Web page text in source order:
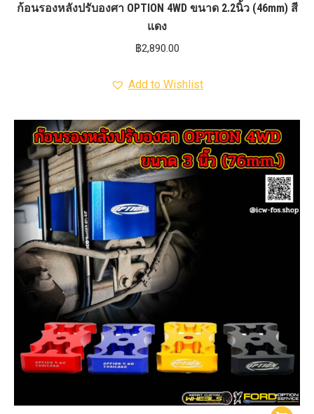
ก้อนรองหลังปรับองศา OPTION 4WD ขนาด 2.2นิ้ว (46mm) สี
แดง
฿2,890.00
Add to Wishlist